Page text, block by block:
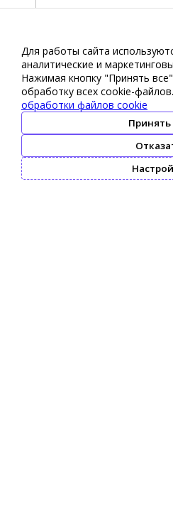
Для работы сайта
аналитические и
Нажимая кнопку "Принять
обработку всех cookie-файлов.
обработки файлов cookie
Принять